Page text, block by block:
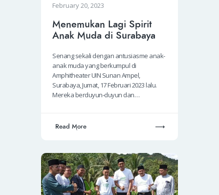
February 20, 2023
Menemukan Lagi Spirit
Anak Muda di Surabaya
Senang sekali dengan antusiasme anak-
anak muda yang berkumpul di
Amphitheater UIN Sunan Ampel,
Surabaya, Jumat, 17 Februari 2023 lalu.
Mereka berduyun-duyun dan…
Read More